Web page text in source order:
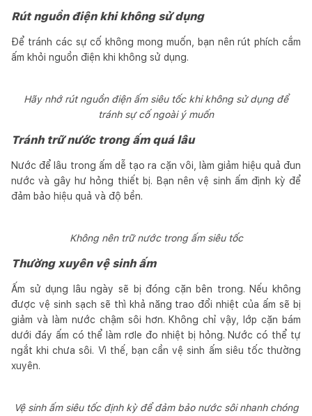
Rút nguồn điện khi không sử dụng
Để tránh các sự cố không mong muốn, bạn nên rút phích cắm
ấm khỏi nguồn điện khi không sử dụng.
Hãy nhớ rút nguồn điện ấm siêu tốc khi không sử dụng để
tránh sự cố ngoài ý muốn
Tránh trữ nước trong ấm quá lâu
Nước để lâu trong ấm dễ tạo ra cặn vôi, làm giảm hiệu quả đun
nước và gây hư hỏng thiết bị. Bạn nên vệ sinh ấm định kỳ để
đảm bảo hiệu quả và độ bền.
Không nên trữ nước trong ấm siêu tốc
Thường xuyên vệ sinh ấm
Ấm sử dụng lâu ngày sẽ bị đóng cặn bên trong. Nếu không
được vệ sinh sạch sẽ thì khả năng trao đổi nhiệt của ấm sẽ bị
giảm và làm nước chậm sôi hơn. Không chỉ vậy, lớp cặn bám
dưới đáy ấm có thể làm rơle đo nhiệt bị hỏng. Nước có thể tự
ngắt khi chưa sôi. Vì thế, bạn cần vệ sinh ấm siêu tốc thường
xuyên.
Vệ sinh ấm siêu tốc định kỳ để đảm bảo nước sôi nhanh chóng